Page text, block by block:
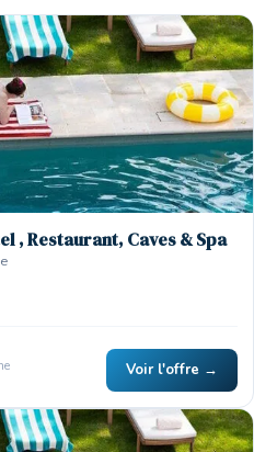
, Restaurant, Caves & Spa
Voir l'offre →